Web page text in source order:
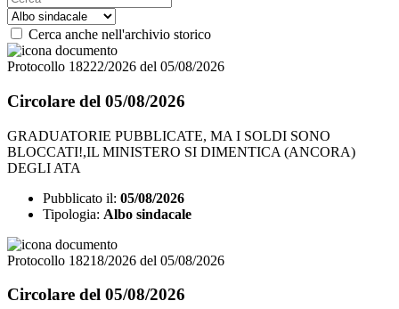
Cerca anche nell'archivio storico
Protocollo 18222/2026 del 05/08/2026
Circolare del 05/08/2026
GRADUATORIE PUBBLICATE, MA I SOLDI SONO
BLOCCATI!,IL MINISTERO SI DIMENTICA (ANCORA)
DEGLI ATA
Pubblicato il: 05/08/2026
Tipologia: Albo sindacale
Protocollo 18218/2026 del 05/08/2026
Circolare del 05/08/2026